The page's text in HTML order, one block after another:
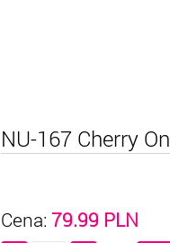
NU-167 Cherry On
Cena: 79.99 PLN